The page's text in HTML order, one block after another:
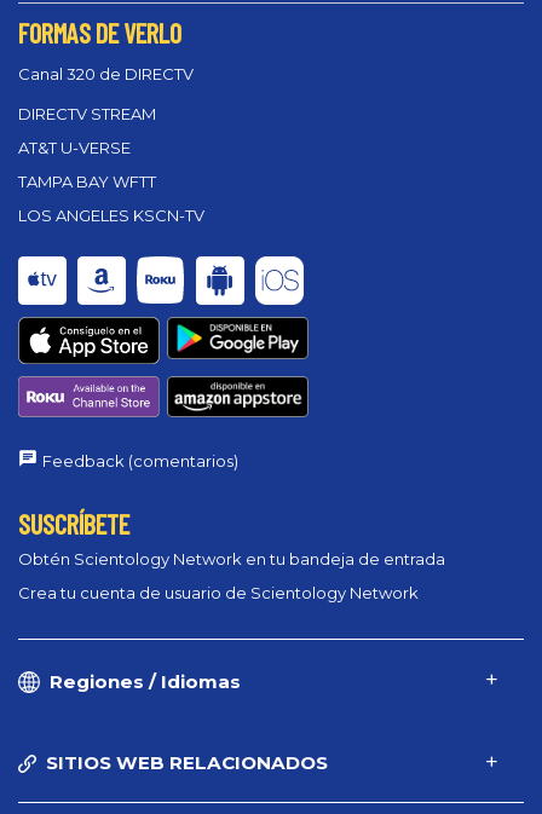
FORMAS DE VERLO
Canal 320 de DIRECTV
DIRECTV STREAM
AT&T U-VERSE
TAMPA BAY WFTT
LOS ANGELES KSCN-TV
Feedback (comentarios)
SUSCRÍBETE
Obtén Scientology Network en tu bandeja de entrada
Crea tu cuenta de usuario de Scientology Network
Regiones / Idiomas
SITIOS WEB RELACIONADOS